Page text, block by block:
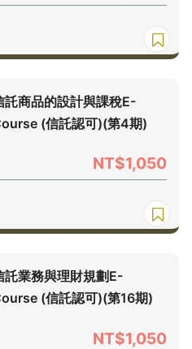
託商品的設計與課稅E-
(信託認可)(第4期)
NT$1,050
託業務與理財規劃E-
(信託認可)(第16期)
NT$1,050